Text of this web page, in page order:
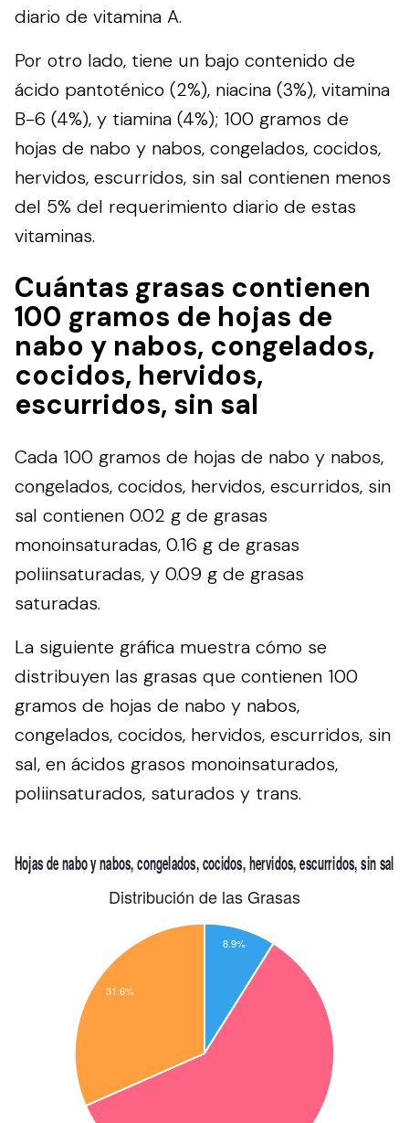
diario de vitamina A.
Por otro lado, tiene un bajo contenido de
ácido pantoténico (2%), niacina (3%), vitamina
B-6 (4%), y tiamina (4%); 100 gramos de
hojas de nabo y nabos, congelados, cocidos,
hervidos, escurridos, sin sal contienen menos
del 5% del requerimiento diario de estas
vitaminas.
Cuántas grasas contienen
100 gramos de hojas de
nabo y nabos, congelados,
cocidos, hervidos,
escurridos, sin sal
Cada 100 gramos de hojas de nabo y nabos,
congelados, cocidos, hervidos, escurridos, sin
sal contienen 0.02 g de grasas
monoinsaturadas, 0.16 g de grasas
poliinsaturadas, y 0.09 g de grasas
saturadas.
La siguiente gráfica muestra cómo se
distribuyen las grasas que contienen 100
gramos de hojas de nabo y nabos,
congelados, cocidos, hervidos, escurridos, sin
sal, en ácidos grasos monoinsaturados,
poliinsaturados, saturados y trans.